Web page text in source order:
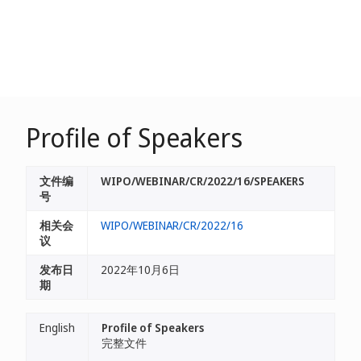
Profile of Speakers
文件编
号
WIPO/WEBINAR/CR/2022/16/SPEAKERS
相关会
议
WIPO/WEBINAR/CR/2022/16
发布日
期
2022年10月6日
English
Profile of Speakers
完整文件